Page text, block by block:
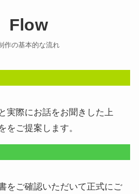
Flow
作の基本的な流れ
実際にお話をお聞きした上
をご提案します。
をご確認いただいて正式にご